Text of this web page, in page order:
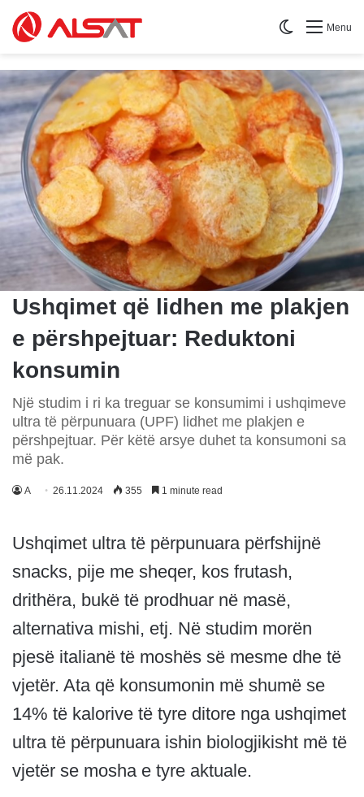
Menu
Switch skin
Ushqimet që lidhen me plakjen
e përshpejtuar: Reduktoni
konsumin
Një studim i ri ka treguar se konsumimi i ushqimeve
ultra të përpunuara (UPF) lidhet me plakjen e
përshpejtuar. Për këtë arsye duhet ta konsumoni sa
më pak.
A 26.11.2024 355 1 minute read
Ushqimet ultra të përpunuara përfshijnë
snacks, pije me sheqer, kos frutash,
drithëra, bukë të prodhuar në masë,
alternativa mishi, etj. Në studim morën
pjesë italianë të moshës së mesme dhe të
vjetër. Ata që konsumonin më shumë se
14% të kalorive të tyre ditore nga ushqimet
ultra të përpunuara ishin biologjikisht më të
vjetër se mosha e tyre aktuale.